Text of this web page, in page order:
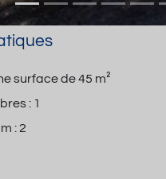
surface de45 m²
: 1
:2